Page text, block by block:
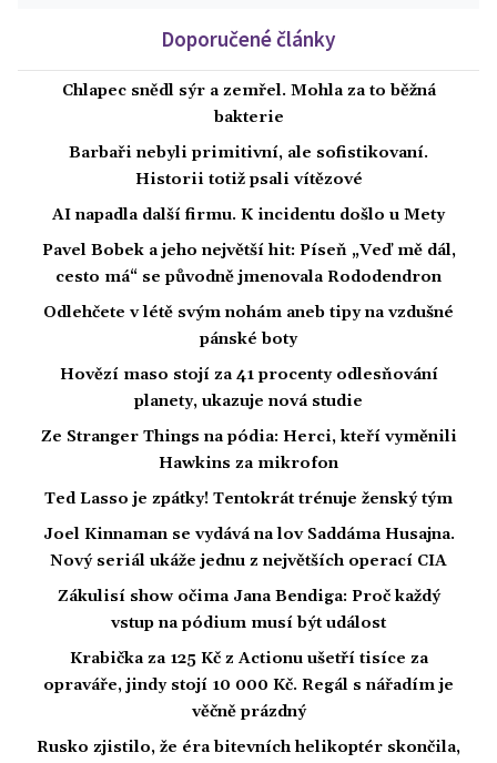
Doporučené články
Chlapec snědl sýr a zemřel. Mohla za to běžná
bakterie
Barbaři nebyli primitivní, ale sofistikovaní.
Historii totiž psali vítězové
AI napadla další firmu. K incidentu došlo u Mety
Pavel Bobek a jeho největší hit: Píseň „Veď mě dál,
cesto má“ se původně jmenovala Rododendron
Odlehčete v létě svým nohám aneb tipy na vzdušné
pánské boty
Hovězí maso stojí za 41 procenty odlesňování
planety, ukazuje nová studie
Ze Stranger Things na pódia: Herci, kteří vyměnili
Hawkins za mikrofon
Ted Lasso je zpátky! Tentokrát trénuje ženský tým
Joel Kinnaman se vydává na lov Saddáma Husajna.
Nový seriál ukáže jednu z největších operací CIA
Zákulisí show očima Jana Bendiga: Proč každý
vstup na pódium musí být událost
Krabička za 125 Kč z Actionu ušetří tisíce za
opraváře, jindy stojí 10 000 Kč. Regál s nářadím je
věčně prázdný
Rusko zjistilo, že éra bitevních helikoptér skončila,